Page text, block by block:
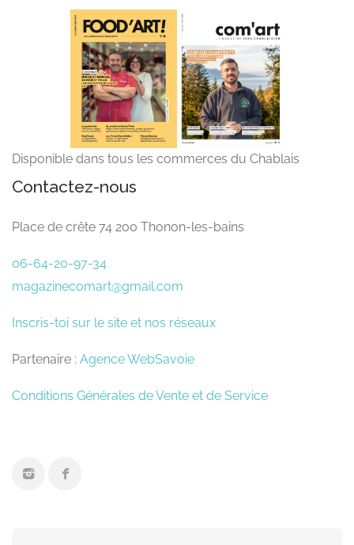
Disponible dans tous les commerces du Chablais
Contactez-nous
Place de crête 74 200 Thonon-les-bains
06-64-20-97-34
magazinecomart@gmail.com
Inscris-toi sur le site et nos réseaux
Partenaire : Agence WebSavoie
Conditions Générales de Vente et de Service